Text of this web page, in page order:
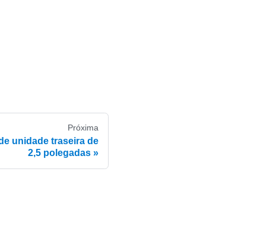
Próxima
unidade traseira de
2,5 polegadas